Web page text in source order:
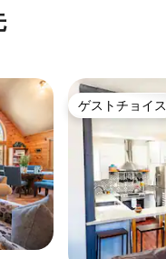
ゲストチョイス
ゲストチョイス